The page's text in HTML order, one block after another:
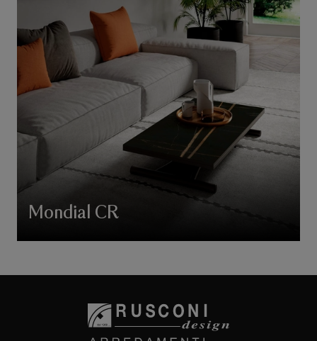
Mondial CR